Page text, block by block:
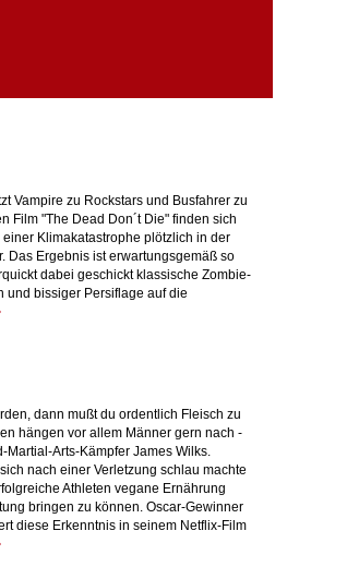
Vampire zu Rockstars und Busfahrer zu
Film "The Dead Don´t Die" finden sich
Klimakatastrophe plötzlich in der
Das Ergebnis ist erwartungsgemäß so
dabei geschickt klassische Zombie-
und bissiger Persiflage auf die
dann mußt du ordentlich Fleisch zu
hängen vor allem Männer gern nach -
Arts-Kämpfer James Wilks.
nach einer Verletzung schlau machte
Athleten vegane Ernährung
bringen zu können. Oscar-Gewinner
diese Erkenntnis in seinem Netflix-Film